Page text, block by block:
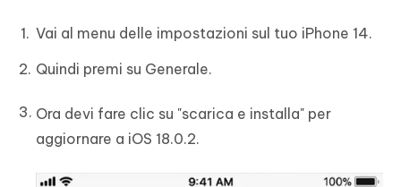
Vai al menu delle impostazioni sul tuo iPhone 14.
Quindi premi su Generale.
Ora devi fare clic su "scarica e installa" per
aggiornare a iOS 18.0.2.